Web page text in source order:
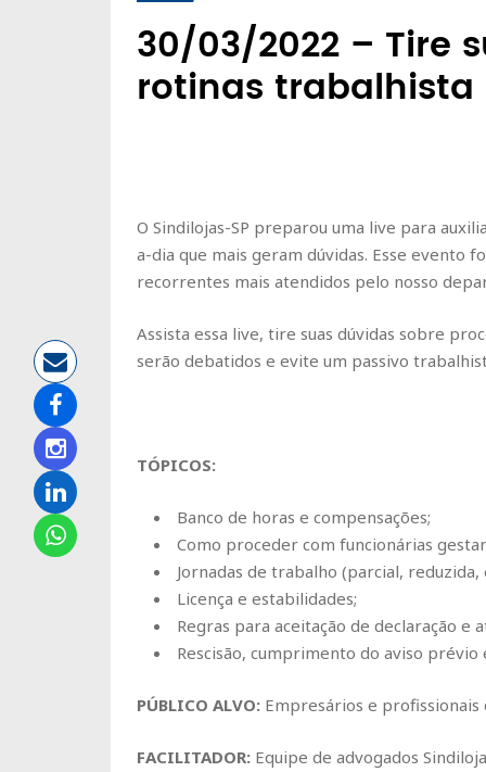
30/03/2022 – Tire
rotinas
O Sindilojas-SP preparou uma live para
a-dia que mais geram dúvidas. Esse evento
recorrentes mais atendidos pelo nosso
Assista essa live, tire suas dúvidas sobre
serão debatidos e evite um passivo
TÓPICOS:
Banco de horas e compensações;
Como proceder com funcionárias
Jornadas de trabalho (parcial, reduzida,
Licença e estabilidades;
Regras para aceitação de declaração e
Rescisão, cumprimento do aviso prévio
PÚBLICO ALVO: Empresários e
FACILITADOR: Equipe de advogados